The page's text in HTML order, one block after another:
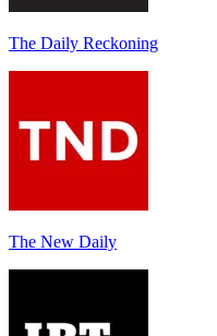
The Daily Reckoning
The New Daily